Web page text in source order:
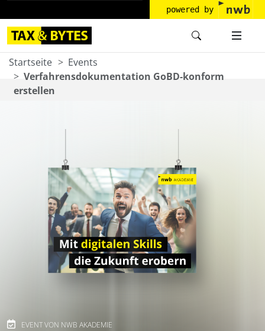
powered by
Startseite
Events
Verfahrensdokumentation GoBD-konform
erstellen
EVENT VON NWB AKADEMIE